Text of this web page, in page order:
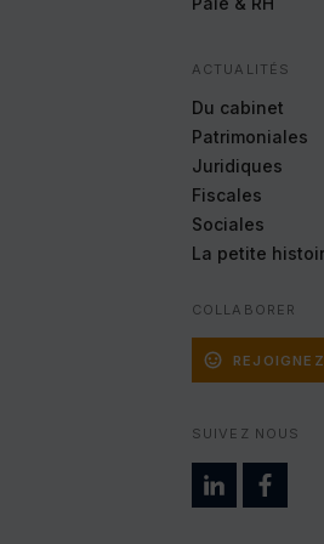
ACTUALITÉS
Du cabinet
Patrimoniales
Juridiques
Fiscales
Sociales
La petite
COLLABORER
SUIVEZ NOUS
Google Analytics
récolter des données